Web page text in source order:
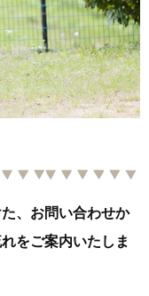
、お問い合わせか
をご案内いたしま